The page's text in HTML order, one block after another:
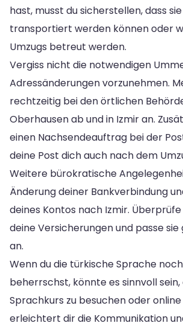
hast, musst du sicherstellen, dass
transportiert werden können oder
Umzugs betreut werden.
Vergiss nicht die notwendigen
Adressänderungen vorzunehmen.
rechtzeitig bei den örtlichen
Oberhausen ab und in Izmir an.
einen Nachsendeauftrag bei der
deine Post dich auch nach dem
Weitere bürokratische
Änderung deiner Bankverbindung
deines Kontos nach Izmir.
deine Versicherungen und passe
an.
Wenn du die türkische Sprache
beherrschst, könnte es sinnvoll sein,
Sprachkurs zu besuchen oder online
erleichtert dir die Kommunikation